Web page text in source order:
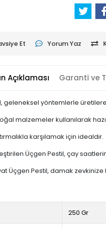
Et Yorum Yaz
Açıklaması Garanti ve
yöntemlerle
malzemeler kullanılarak
karşılamak için idealdir.
Üçgen Pestil, çay
Üçgen Pestil, damak zevkinize
250 Gr